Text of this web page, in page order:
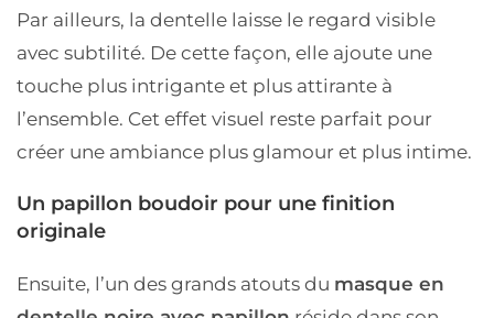
Par ailleurs, la dentelle laisse le regard visible
avec subtilité. De cette façon, elle ajoute une
touche plus intrigante et plus attirante à
l’ensemble. Cet effet visuel reste parfait pour
créer une ambiance plus glamour et plus intime.
Un papillon boudoir pour une finition
originale
Ensuite, l’un des grands atouts du masque en